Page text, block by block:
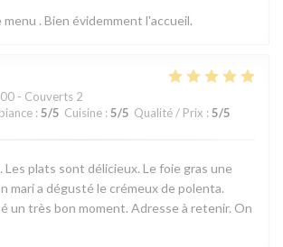
menu . Bien évidemment l'accueil.
- Couverts 2
: 5/5 Cuisine : 5/5 Qualité / Prix : 5/5
Les plats sont délicieux. Le foie gras une
mari a dégusté le crémeux de polenta.
un très bon moment. Adresse à retenir. On